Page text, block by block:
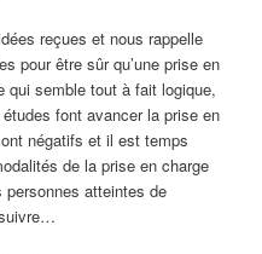
reçues et nous rappelle
pour être sûr qu’une prise en
qui semble tout à fait logique,
font avancer la prise en
négatifs et il est temps
de la prise en charge
atteintes de